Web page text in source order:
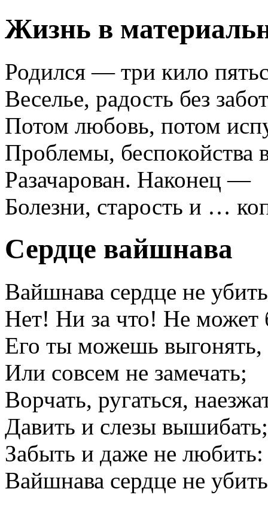
Жизнь в
Родился — три кило
Веселье, радость без
Потом любовь, потом
Проблемы, беспокойства
Разачарован. Наконец —
Болезни, старость и …
Сердце вайшнава
Вайшнава сердце не
Нет! Ни за что! Не может
Его ты можешь выгонять,
Или совсем не замечать;
Ворчать, ругаться,
Давить и слезы вышибать;
Забыть и даже не любить:
Вайшнава сердце не